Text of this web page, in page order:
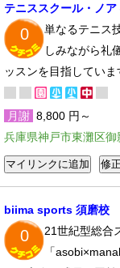
テニススクール・ノ
0
単なるテニス
しみながら礼
ッスンを目指していま
月謝 8,800 円～
兵庫県神戸市東灘区御
biima sports 須磨校
0
21世紀型総合
「